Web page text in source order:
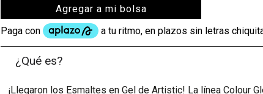
Agregar a mi bolsa
¿Qué es?
¡Llegaron los Esmaltes en Gel de Artistic! La línea Colour